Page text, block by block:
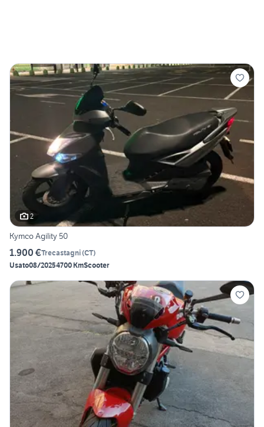
2
Kymco Agility 50
1.900 €Trecastagni(CT)
Usato08/20254700 KmScooter